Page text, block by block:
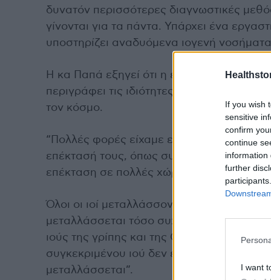
If you wish
sensitive
confirm
continue
information
further
I want
δυνατόν περισσότερες διαγνωστικές
γίνονται για τα πάντα. Υπάρχει ένα
υποστηρίζει αναδυόμενα ιογενή
Η κα Παπά εξηγεί ότι η ευλογιά των
περιγράφει τις ιδιότητες του
τον κόσμο.
“Πολλές φορές είχαμε εισαγόμενα
επέκτασή τους, όπως συμβαίνει τώρα με
επέκταση σε πολλές χώρες ταυτόχρονα.
Όλοι οι ιοί μεταλλάσσονται, απλά ο ιός
μεταλλάσσεται τόσο συχνά, όπως
ιούς της γρίπης και της COVID-19. Οι ιοί
συγκεκριμένου ιού δεν έχει τόσο συχνές
μεταλλάσσεται”.